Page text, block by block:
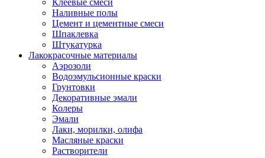
Клеевые смеси
Наливные полы
Цемент и цементные смеси
Шпаклевка
Штукатурка
Лакокрасочные материалы
Аэрозоли
Водоэмульсионные краски
Грунтовки
Декоративные эмали
Колеры
Эмали
Лаки, морилки, олифа
Масляные краски
Растворители